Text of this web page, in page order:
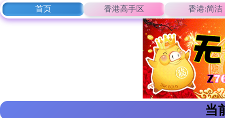
首页 香港高手区 香港:简洁
当